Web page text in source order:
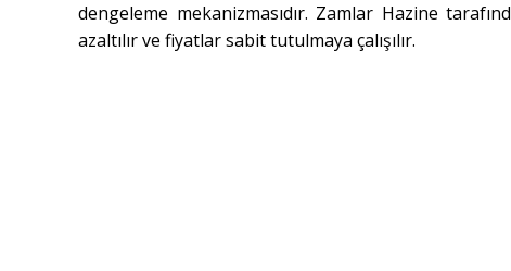
dengeleme mekanizmasıdır. Zamlar Hazine
azaltılır ve fiyatlar sabit tutulmaya çalışılır.